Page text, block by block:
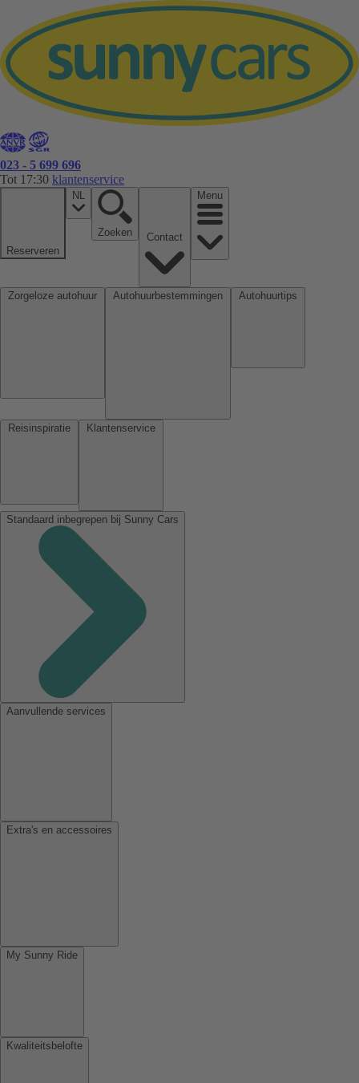
023 - 5 699 696
Tot 17:30 klantenservice
Reserveren
NL
Zoeken
Menu
Standaard inbegrepen bij Sunny Cars
Aanvullende services
Extra's en accessoires
My Sunny Ride
Kwaliteitsbelofte